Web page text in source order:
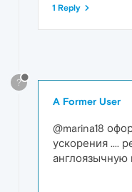
1 Reply
?
A Former User
@marina18
ускорения ....
англоязычную